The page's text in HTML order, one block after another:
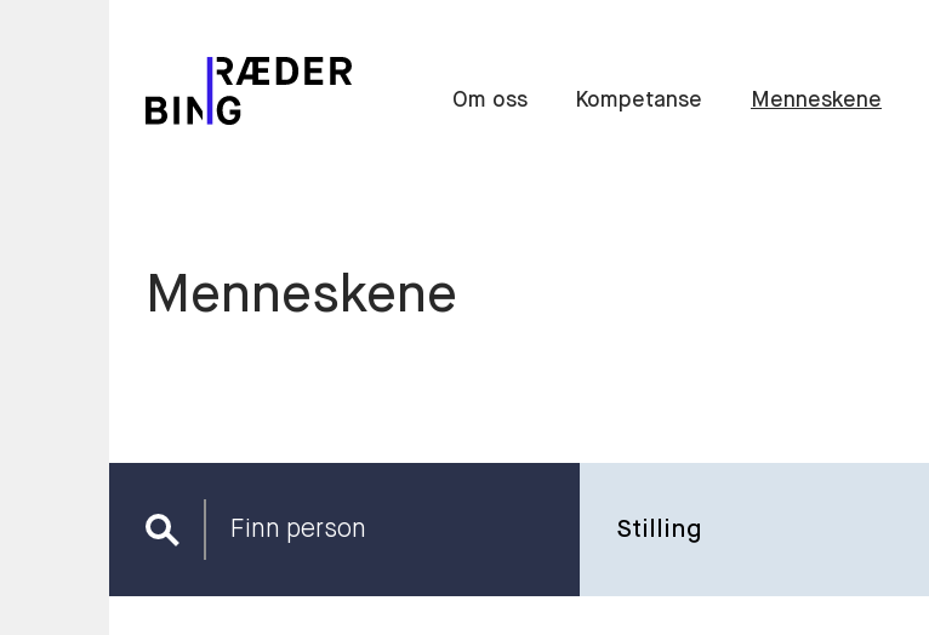
Om oss Kompetanse Menneskene
Menneskene
Finn
Stilling